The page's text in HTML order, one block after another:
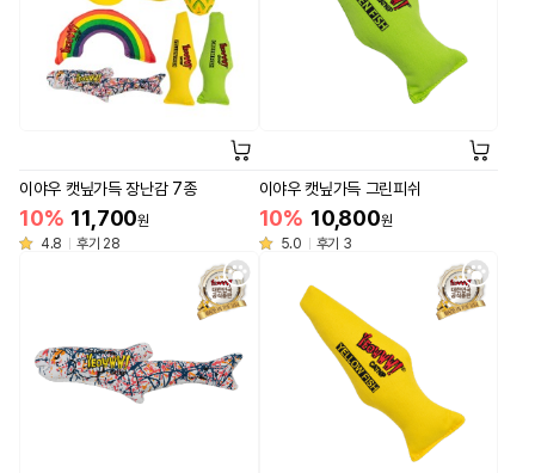
이야우 캣닢가득 장난감 7종
10% 11,700원
4.8
후기 28
이야우 캣닢가득 그린피쉬
10% 10,800원
5.0
후기 3